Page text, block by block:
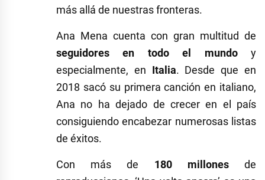
más allá de nuestras fronteras.
Ana Mena cuenta con gran multitud de
seguidores en todo el mundoy
especialmente, en Italia. Desde que en
2018 sacó su primera canción en italiano,
Ana no ha dejado de crecer en el país
consiguiendo encabezar numerosas listas
de éxitos.
Con más de 180 millonesde